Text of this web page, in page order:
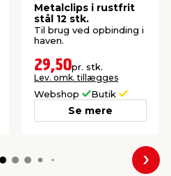
Metalclips i rustfrit
stål 12 stk.
Til brug ved opbinding i
haven.
29,50pr. stk.
Lev. omk. tillægges
Webshop Butik
Se mere